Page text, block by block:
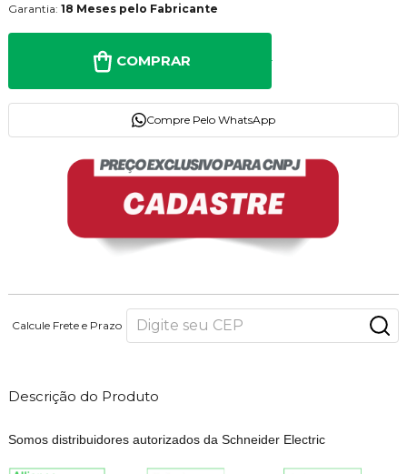
Garantia: 18 Meses pelo Fabricante
COMPRAR
Compre Pelo WhatsApp
Calcule Frete e Prazo
Descrição do Produto
Somos distribuidores autorizados da Schneider Electric